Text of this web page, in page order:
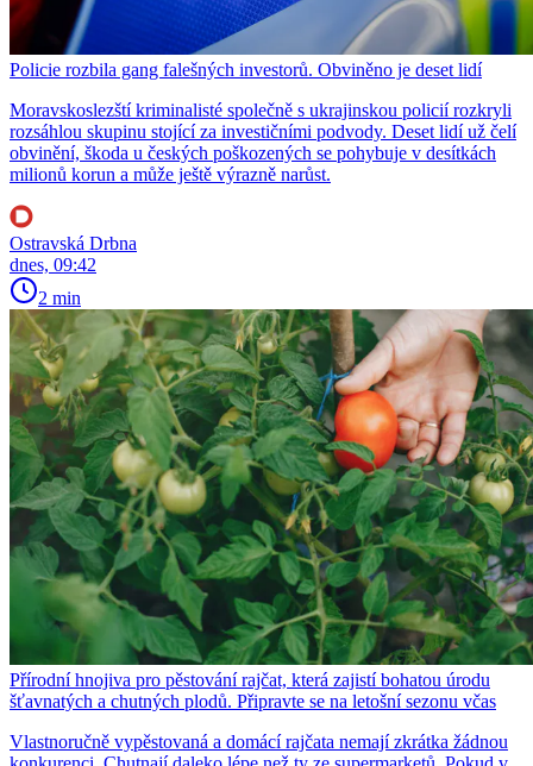
Policie rozbila gang falešných investorů. Obviněno je deset lidí
Moravskoslezští kriminalisté společně s ukrajinskou policií rozkryli
rozsáhlou skupinu stojící za investičními podvody. Deset lidí už čelí
obvinění, škoda u českých poškozených se pohybuje v desítkách
milionů korun a může ještě výrazně narůst.
Ostravská Drbna
dnes, 09:42
2 min
Přírodní hnojiva pro pěstování rajčat, která zajistí bohatou úrodu
šťavnatých a chutných plodů. Připravte se na letošní sezonu včas
Vlastnoručně vypěstovaná a domácí rajčata nemají zkrátka žádnou